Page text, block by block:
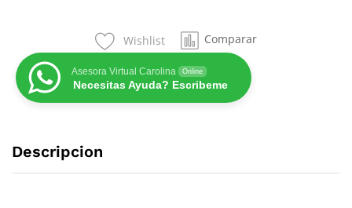
Wishlist Comparar
Asesora Virtual Carolina Online
Necesitas Ayuda? Escribeme
Descripcion